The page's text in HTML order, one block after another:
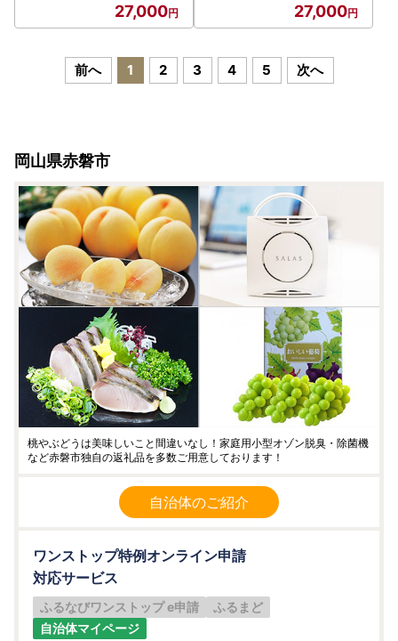
27,000 27,000
前へ 1 2 3 4 5 次へ
岡山県赤磐市
桃やぶどうは美味しいこと間違いなし！家庭用小型オゾン脱臭・除菌機
など赤磐市独自の返礼品を多数ご用意しております！
自治体のご紹介
ワンストップ特例オンライン申請
対応サービス
ふるなびワンストップ e申請
ふるまど
自治体マイページ